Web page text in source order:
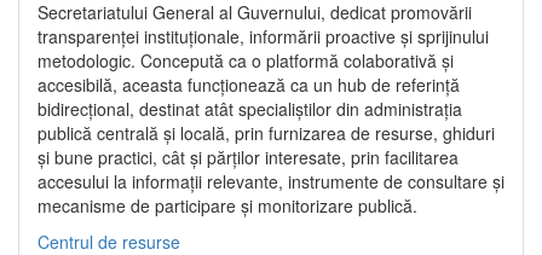
Secretariatului General al Guvernului, dedicat promovării
transparenței instituționale, informării proactive și sprijinului
metodologic. Concepută ca o platformă colaborativă și
accesibilă, aceasta funcționează ca un hub de referință
bidirecțional, destinat atât specialiștilor din administrația
publică centrală și locală, prin furnizarea de resurse, ghiduri
și bune practici, cât și părților interesate, prin facilitarea
accesului la informații relevante, instrumente de consultare și
mecanisme de participare și monitorizare publică.
Centrul de resurse